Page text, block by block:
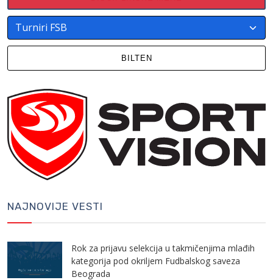
BILTEN
NAJNOVIJE VESTI
Rok za prijavu selekcija u takmičenjima mlađih
kategorija pod okriljem Fudbalskog saveza
Beograda